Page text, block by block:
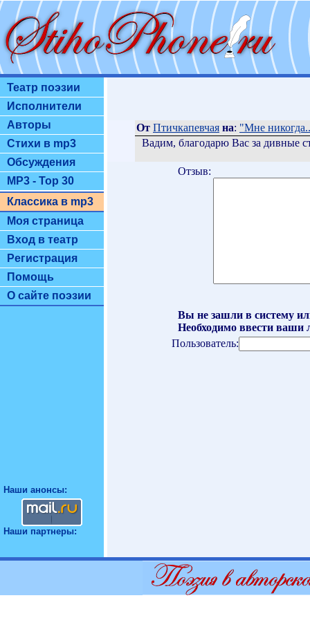
Театр поэзии
Исполнители
Авторы
Стихи в mp3
Обсуждения
MP3 - Top 30
Классика в mp3
Моя страница
Вход в театр
Регистрация
Помощь
О сайте поэзии
Наши анонсы:
Наши партнеры:
От Птичкапевчая на: "Мне
Вадим, благодарю Вас за дивные
Отзыв:
Вы не зашли в систему
Необходимо ввести ваши
Пользователь: